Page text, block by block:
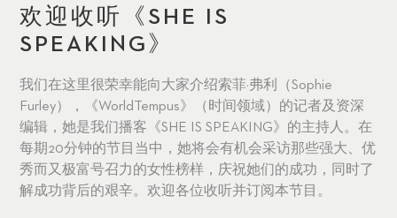
欢迎收听《SHE IS
SPEAKING》
我们在这里很荣幸能向大家介绍索菲·弗利（Sophie
Furley），《WorldTempus》（时间领域）的记者及资深
编辑，她是我们播客《SHE IS SPEAKING》的主持人。在
每期20分钟的节目当中，她将会有机会采访那些强大、优
秀而又极富号召力的女性榜样，庆祝她们的成功，同时了
解成功背后的艰辛。欢迎各位收听并订阅本节目。